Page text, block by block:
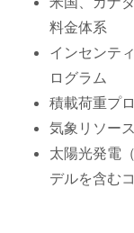
料金体系
インセンテ
ログラム
積載荷重プ
気象リソー
太陽光発電
デルを含む